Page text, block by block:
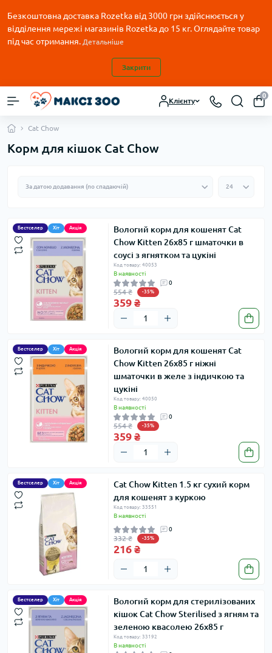
Безкоштовна доставка Rozetka від 3000 грн здійснюється у
відділення мережі магазинів Rozetka до 15 кг. Оглядайте товар
під час отримання. Детальніше
Закрити
Клієнту
0
Cat Chow
Корм для кішок Cat Chow
Бестселер Хіт Акція
Вологий корм для кошенят Cat
Chow Kitten 26х85 г шматочки в
соусі з ягнятком та цукіні
Код товару: 40053
В наявності
0
554 ₴ -35%
359 ₴
Бестселер Хіт Акція
Вологий корм для кошенят Cat
Chow Kitten 26х85 г ніжні
шматочки в желе з індичкою та
цукіні
Код товару: 40050
В наявності
0
554 ₴ -35%
359 ₴
Бестселер Хіт Акція
Cat Chow Kitten 1.5 кг сухий корм
для кошенят з куркою
Код товару: 33551
В наявності
0
332 ₴ -35%
216 ₴
Бестселер Хіт Акція
Вологий корм для стерилізованих
кішок Cat Chow Sterilised з ягням та
зеленою квасолею 26х85 г
Код товару: 33192
В наявності